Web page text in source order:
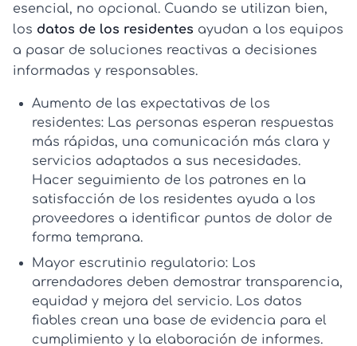
esencial, no opcional. Cuando se utilizan bien,
los datos de los residentes ayudan a los equipos
a pasar de soluciones reactivas a decisiones
informadas y responsables.
Aumento de las expectativas de los
residentes: Las personas esperan respuestas
más rápidas, una comunicación más clara y
servicios adaptados a sus necesidades.
Hacer seguimiento de los patrones en la
satisfacción de los residentes ayuda a los
proveedores a identificar puntos de dolor de
forma temprana.
Mayor escrutinio regulatorio: Los
arrendadores deben demostrar transparencia,
equidad y mejora del servicio. Los datos
fiables crean una base de evidencia para el
cumplimiento y la elaboración de informes.